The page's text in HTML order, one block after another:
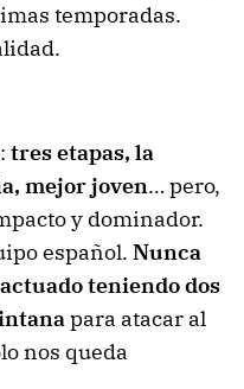
temporadas.
tres etapas, la
mejor joven… pero,
y dominador.
español. Nunca
teniendo dos
para atacar al
nos queda